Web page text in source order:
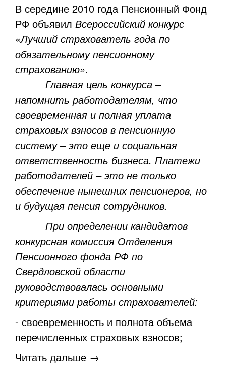
В середине 2010 года Пенсионный Фонд
РФ объявил Всероссийский конкурс
«Лучший страхователь года по
обязательному пенсионному
страхованию».
Главная цель конкурса –
напомнить работодателям, что
своевременная и полная уплата
страховых взносов в пенсионную
систему – это еще и социальная
ответственность бизнеса. Платежи
работодателей – это не только
обеспечение нынешних пенсионеров, но
и будущая пенсия сотрудников.
При определении кандидатов
конкурсная комиссия Отделения
Пенсионного фонда РФ по
Свердловской области
руководствовалась основными
критериями работы страхователей:
- своевременность и полнота объема
перечисленных страховых взносов;
Читать дальше →